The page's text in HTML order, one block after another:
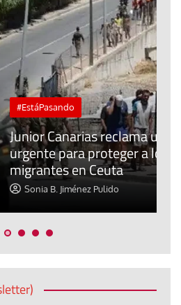
una respuesta
a los menores